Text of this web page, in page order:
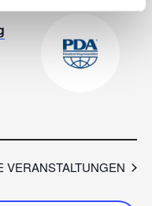
VERANSTALTUNGEN